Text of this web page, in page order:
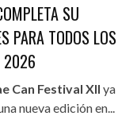
SU
PARA TODOS LOS
2026
Can Festival XII ya
nueva edición en...